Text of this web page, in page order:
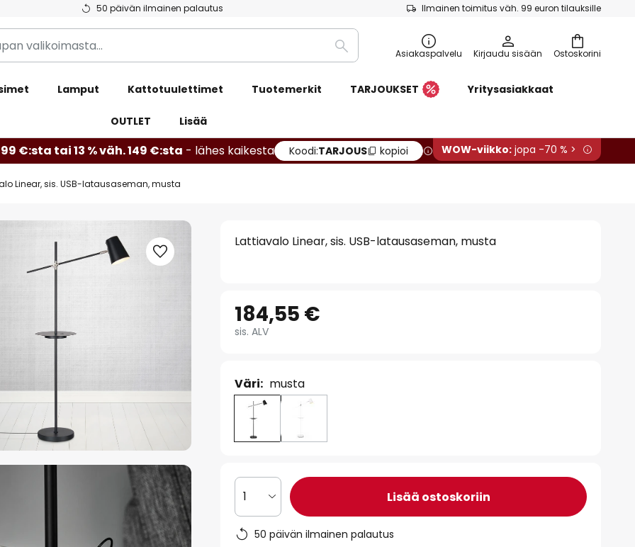
50 päivän ilmainen palautus Ilmainen toimitus väh. 99 euron tilauksille
Ostoskorini
Etsi Asiakaspalvelu Kirjaudu sisään
Lamput Kattotuulettimet Tuotemerkit TARJOUKSET Yritysasiakkaat
OUTLET Lisää
€:sta tai 13 % väh. 149 €:sta - lähes kaikesta Koodi:TARJOUS kopioi WOW-viikko: jopa -70 % >
Linear, sis. USB-latausaseman, musta
Lattiavalo Linear, sis. USB-latausaseman, musta
184,55 €
sis. ALV
Väri: musta
1 Lisää ostoskoriin
50 päivän ilmainen palautus